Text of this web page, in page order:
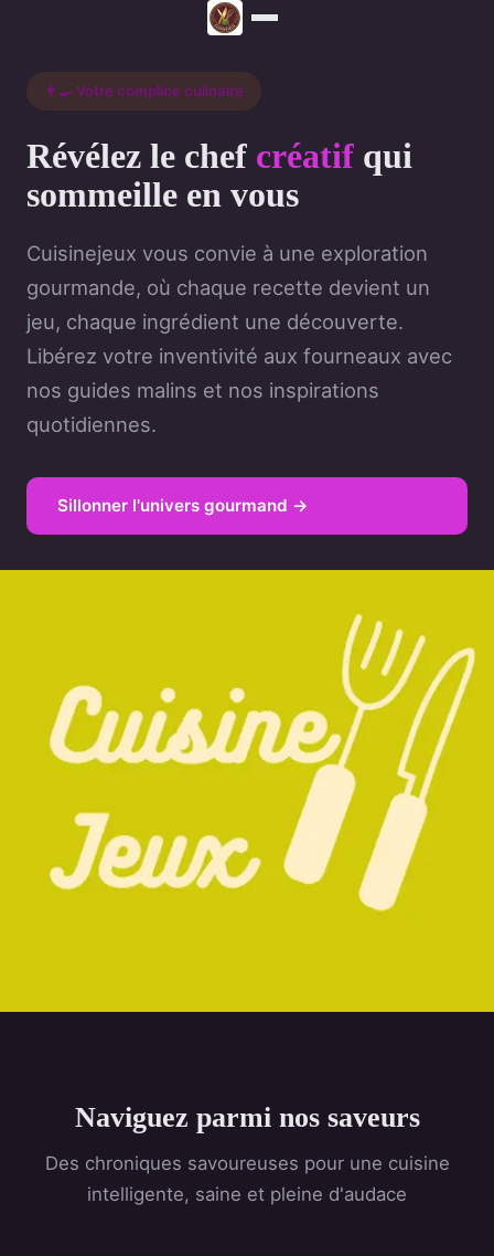
👨‍🍳 Votre complice culinaire
Révélez le chef créatif qui
sommeille en vous
Cuisinejeux vous convie à une exploration
gourmande, où chaque recette devient un
jeu, chaque ingrédient une découverte.
Libérez votre inventivité aux fourneaux avec
nos guides malins et nos inspirations
quotidiennes.
Sillonner l'univers gourmand →
Naviguez parmi nos saveurs
Des chroniques savoureuses pour une cuisine
intelligente, saine et pleine d'audace